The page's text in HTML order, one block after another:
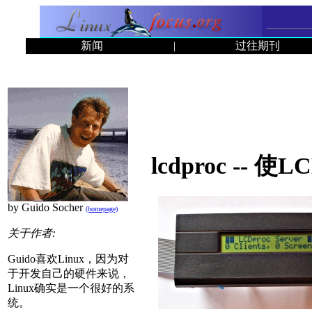
新闻 | 过往期刊
by Guido Socher (homepage)
关于作者:
Guido喜欢Linux，因为对
于开发自己的硬件来说，
Linux确实是一个很好的系
统。
lcdproc -- 使